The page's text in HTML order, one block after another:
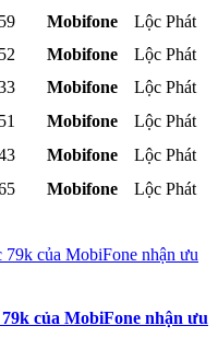
59 Mobifone
Lộc Phát
52 Mobifone
Lộc Phát
Mobifone
Lộc Phát
51 Mobifone
Lộc Phát
Mobifone
Lộc Phát
Mobifone
Lộc Phát
của MobiFone nhận ưu